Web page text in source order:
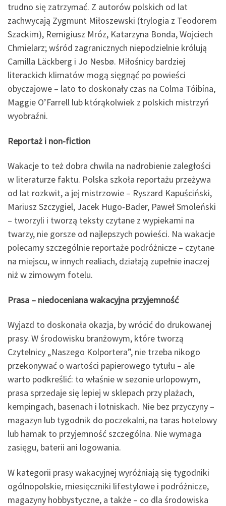
trudno się zatrzymać. Z autorów polskich od lat
zachwycają Zygmunt Miłoszewski (trylogia z Teodorem
Szackim), Remigiusz Mróz, Katarzyna Bonda, Wojciech
Chmielarz; wśród zagranicznych niepodzielnie królują
Camilla Läckberg i Jo Nesbø. Miłośnicy bardziej
literackich klimatów mogą sięgnąć po powieści
obyczajowe – lato to doskonały czas na Colma Tóibína,
Maggie O’Farrell lub którąkolwiek z polskich mistrzyń
wyobraźni.
Reportaż i non-fiction
Wakacje to też dobra chwila na nadrobienie zaległości
w literaturze faktu. Polska szkoła reportażu przeżywa
od lat rozkwit, a jej mistrzowie – Ryszard Kapuściński,
Mariusz Szczygiel, Jacek Hugo-Bader, Paweł Smoleński
– tworzyli i tworzą teksty czytane z wypiekami na
twarzy, nie gorsze od najlepszych powieści. Na wakacje
polecamy szczególnie reportaże podróżnicze – czytane
na miejscu, w innych realiach, działają zupełnie inaczej
niż w zimowym fotelu.
Prasa – niedoceniana wakacyjna przyjemność
Wyjazd to doskonała okazja, by wrócić do drukowanej
prasy. W środowisku branżowym, które tworzą
Czytelnicy „Naszego Kolportera”, nie trzeba nikogo
przekonywać o wartości papierowego tytułu – ale
warto podkreślić: to właśnie w sezonie urlopowym,
prasa sprzedaje się lepiej w sklepach przy plażach,
kempingach, basenach i lotniskach. Nie bez przyczyny –
magazyn lub tygodnik do poczekalni, na taras hotelowy
lub hamak to przyjemność szczególna. Nie wymaga
zasięgu, baterii ani logowania.
W kategorii prasy wakacyjnej wyróżniają się tygodniki
ogólnopolskie, miesięczniki lifestylowe i podróżnicze,
magazyny hobbystyczne, a także – co dla środowiska